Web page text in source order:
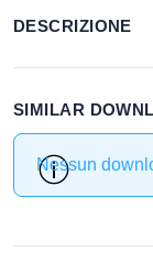
DESCRIZIONE
SIMILAR
Nessun